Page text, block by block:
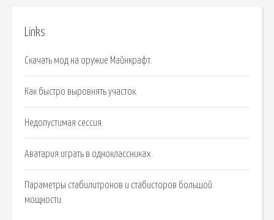
Links
Скачать мод на оружие Майнкрафт.
Как быстро выровнять участок.
Недопустимая сессия.
Аватария играть в одноклассниках.
Параметры стабилитронов и стабисторов большой
мощности.